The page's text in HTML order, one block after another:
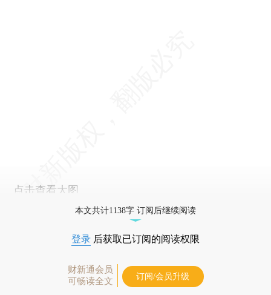
点击查看大图
本文共计1138字 订阅后继续阅读
登录 后获取已订阅的阅读权限
财新通会员
可畅读全文
订阅/会员升级